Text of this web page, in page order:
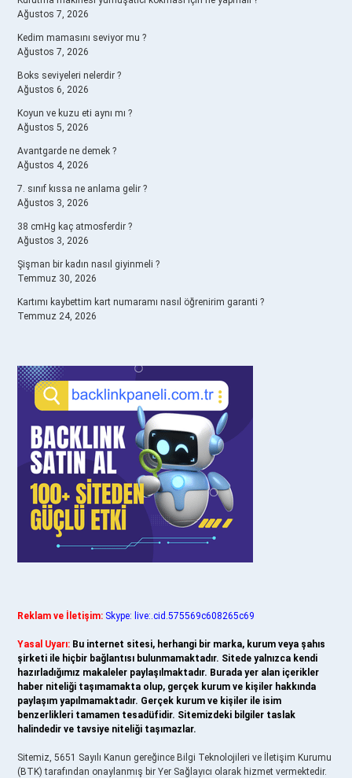
Ağustos 7, 2026
Kedim mamasını seviyor mu ?
Ağustos 7, 2026
Boks seviyeleri nelerdir ?
Ağustos 6, 2026
Koyun ve kuzu eti aynı mı ?
Ağustos 5, 2026
Avantgarde ne demek ?
Ağustos 4, 2026
7. sınıf kıssa ne anlama gelir ?
Ağustos 3, 2026
38 cmHg kaç atmosferdir ?
Ağustos 3, 2026
Şişman bir kadın nasıl giyinmeli ?
Temmuz 30, 2026
Kartımı kaybettim kart numaramı nasıl öğrenirim garanti ?
Temmuz 24, 2026
Reklam ve İletişim: Skype: live:.cid.575569c608265c69
Yasal Uyarı: Bu internet sitesi, herhangi bir marka, kurum veya şahıs
şirketi ile hiçbir bağlantısı bulunmamaktadır. Sitede yalnızca kendi
hazırladığımız makaleler paylaşılmaktadır. Burada yer alan içerikler
haber niteliği taşımamakta olup, gerçek kurum ve kişiler hakkında
paylaşım yapılmamaktadır. Gerçek kurum ve kişiler ile isim
benzerlikleri tamamen tesadüfidir. Sitemizdeki bilgiler taslak
halindedir ve tavsiye niteliği taşımazlar.
Sitemiz, 5651 Sayılı Kanun gereğince Bilgi Teknolojileri ve İletişim Kurumu
(BTK) tarafından onaylanmış bir Yer Sağlayıcı olarak hizmet vermektedir.